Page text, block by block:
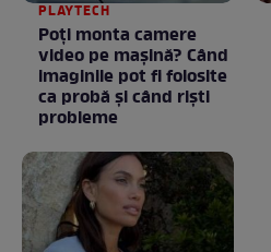
PLAYTECH
Poți monta camere
video pe mașină? Când
imaginile pot fi folosite
ca probă și când riști
probleme